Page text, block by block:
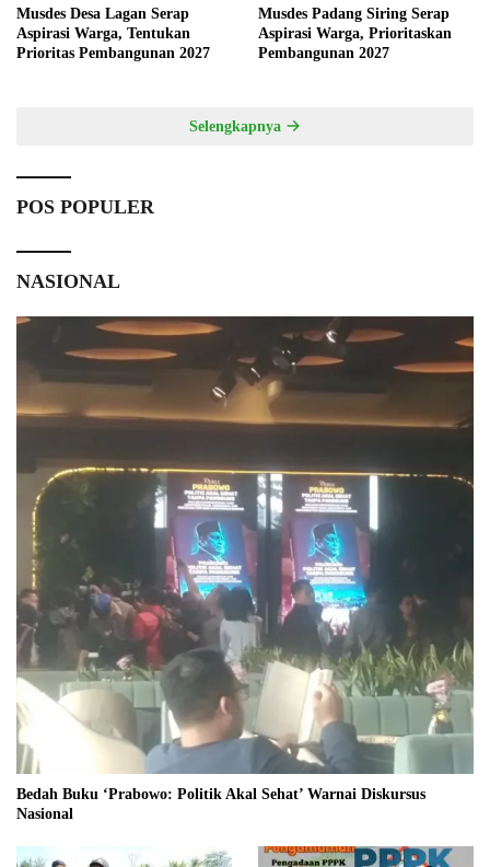
Musdes Desa Lagan Serap
Aspirasi Warga, Tentukan
Prioritas Pembangunan 2027
Musdes Padang Siring Serap
Aspirasi Warga, Prioritaskan
Pembangunan 2027
Selengkapnya
POS POPULER
NASIONAL
Bedah Buku ‘Prabowo: Politik Akal Sehat’ Warnai Diskursus
Nasional